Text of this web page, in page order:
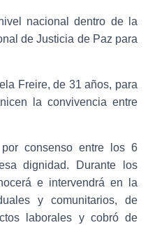
nacional dentro de la
de Justicia de Paz para
Freire, de 31 años, para
la convivencia entre
consenso entre los 6
dignidad. Durante los
e intervendrá en la
y comunitarios, de
laborales y cobró de